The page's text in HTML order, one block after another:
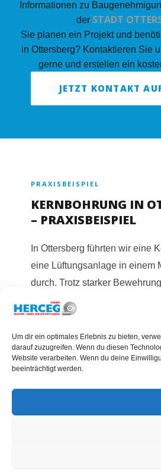
Um dir ein optimales Erlebnis zu bieten,
darauf zuzugreifen. Wenn du diesen
Website verarbeiten. Wenn du deine
beeinträchtigt werden.
Informationen zu
der STADT
Sie planen ein Projekt und
in Ottersberg? Kontaktieren Sie
gerne und erstellen ein
JETZT KONTAKT
PRAXISBEISPIEL
KERNBOHRUNG IN
– PRAXISBEISPIEL
In Ottersberg führten wir eine
eine Lüftungsanlage in einem
durch. Trotz starker
Bohrung präzise und ohne
umgesetzt werden.
KERNBOHRUNGEN